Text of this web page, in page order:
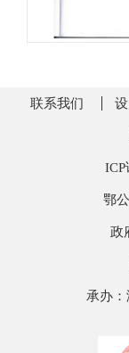
联系我们
ICP
鄂
政
承办